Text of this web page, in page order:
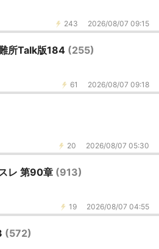
243 2026/08/07 09:15
所Talk版184 (255)
61 2026/08/07 09:18
20 2026/08/07 05:30
レ 第90章 (913)
19 2026/08/07 04:55
(572)